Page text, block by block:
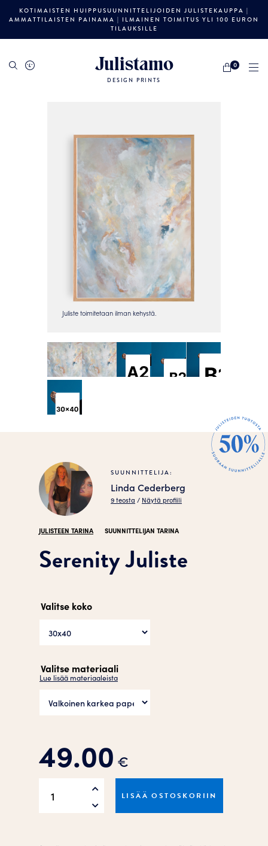
KOTIMAISTEN HUIPPUSUUNNITTELIJOIDEN JULISTEKAUPPA |
AMMATTILAISTEN PAINAMA | ILMAINEN TOIMITUS YLI 100 EURON
TILAUKSILLE
Julistamo
DESIGN PRINTS
0
SUUNNITTELIJA:
Linda Cederberg
9 teosta / Näytä profiili
JULISTEEN TARINA SUUNNITTELIJAN TARINA
Serenity Juliste
Valitse koko
Valitse materiaali
Lue lisää materiaaleista
49.00 €
Juliste
LISÄÄ OSTOSKORIIN